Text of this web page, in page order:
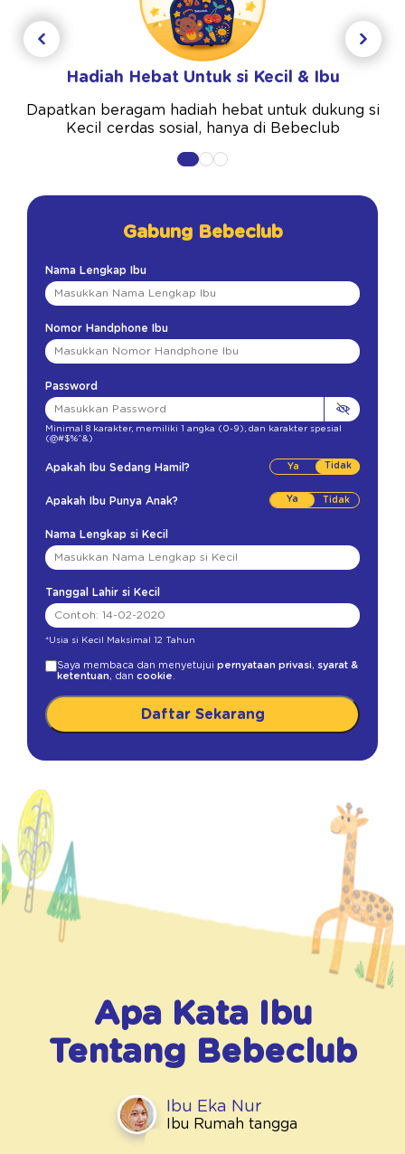
Hadiah Hebat Untuk si Kecil & Ibu
Dapatkan beragam hadiah hebat untuk dukung si
Kecil cerdas sosial, hanya di Bebeclub
Gabung Bebeclub
Nama Lengkap Ibu
Nomor Handphone Ibu
Password
Minimal 8 karakter, memiliki 1 angka (0-9) dan karakter spesial
(@#$%^&)
Apakah Ibu Sedang Hamil? Tidak
Apakah Ibu Punya Anak? Ya
Nama Lengkap si Kecil
Tanggal Lahir si Kecil
*Usia si Kecil Maksimal 12 Tahun
Saya membaca dan menyetujui pernyataan privasi, syarat &
ketentuan, dan cookie
Daftar Sekarang
Apa Kata Ibu
Tentang Bebeclub
Ibu Eka Nur
Ibu Rumah tangga